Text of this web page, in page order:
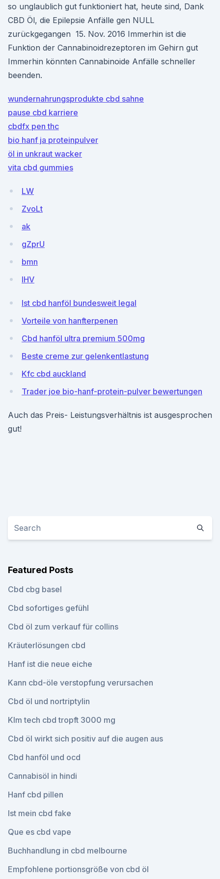
so unglaublich gut funktioniert hat, heute sind, Dank
CBD Öl, die Epilepsie Anfälle gen NULL
zurückgegangen 15. Nov. 2016 Immerhin ist die
Funktion der Cannabinoidrezeptoren im Gehirn gut
Immerhin könnten Cannabinoide Anfälle schneller
beenden.
wundernahrungsprodukte cbd sahne
pause cbd karriere
cbdfx pen thc
bio hanf ja proteinpulver
öl in unkraut wacker
vita cbd gummies
LW
ZvoLt
ak
gZprU
bmn
lHV
Ist cbd hanföl bundesweit legal
Vorteile von hanfterpenen
Cbd hanföl ultra premium 500mg
Beste creme zur gelenkentlastung
Kfc cbd auckland
Trader joe bio-hanf-protein-pulver bewertungen
Auch das Preis- Leistungsverhältnis ist ausgesprochen
gut!
Featured Posts
Cbd cbg basel
Cbd sofortiges gefühl
Cbd öl zum verkauf für collins
Kräuterlösungen cbd
Hanf ist die neue eiche
Kann cbd-öle verstopfung verursachen
Cbd öl und nortriptylin
Klm tech cbd tropft 3000 mg
Cbd öl wirkt sich positiv auf die augen aus
Cbd hanföl und ocd
Cannabisöl in hindi
Hanf cbd pillen
Ist mein cbd fake
Que es cbd vape
Buchhandlung in cbd melbourne
Empfohlene portionsgröße von cbd öl